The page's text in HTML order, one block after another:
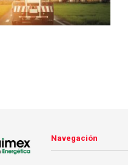
Navegación